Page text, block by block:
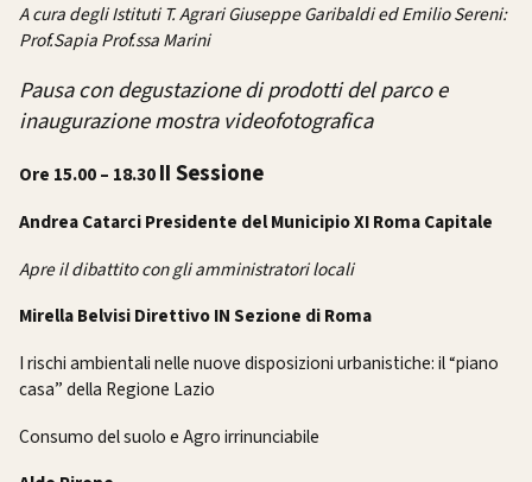
A cura degli Istituti T. Agrari Giuseppe Garibaldi ed Emilio Sereni:
Prof.Sapia Prof.ssa Marini
Pausa con degustazione di prodotti del parco e
inaugurazione mostra videofotografica
Ore 15.00 – 18.30II Sessione
Andrea Catarci Presidente del Municipio XI Roma Capitale
Apre il dibattito con gli amministratori locali
Mirella Belvisi Direttivo IN Sezione di Roma
I rischi ambientali nelle nuove disposizioni urbanistiche: il “piano
casa” della Regione Lazio
Consumo del suolo e Agro irrinunciabile